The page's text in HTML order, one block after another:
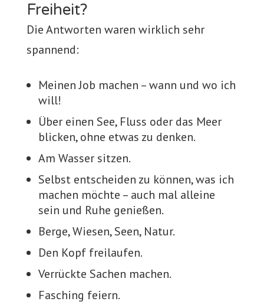
Freiheit?
Die Antworten waren wirklich sehr
spannend:
Meinen Job machen – wann und wo ich
will!
Über einen See, Fluss oder das Meer
blicken, ohne etwas zu denken.
Am Wasser sitzen.
Selbst entscheiden zu können, was ich
machen möchte – auch mal alleine
sein und Ruhe genießen.
Berge, Wiesen, Seen, Natur.
Den Kopf freilaufen.
Verrückte Sachen machen.
Fasching feiern.